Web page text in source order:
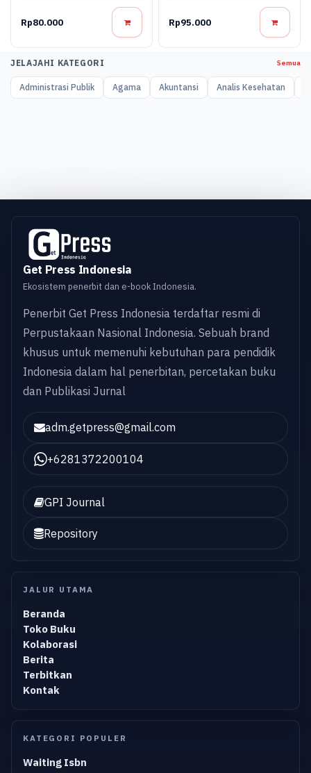
Rp80.000 Rp95.000
JELAJAHI KATEGORI Semua
Administrasi Publik Agama Akuntansi Analis Kesehatan
Get Press Indonesia
Ekosistem penerbit dan e-book Indonesia.
Penerbit Get Press Indonesia terdaftar resmi di
Perpustakaan Nasional Indonesia. Sebuah brand
khusus untuk memenuhi kebutuhan para pendidik
Indonesia dalam hal penerbitan, percetakan buku
dan Publikasi Jurnal
adm.getpress@gmail.com
+6281372200104
GPI Journal
Repository
JALUR UTAMA
Beranda
Toko Buku
Kolaborasi
Berita
Terbitkan
Kontak
KATEGORI POPULER
Waiting Isbn